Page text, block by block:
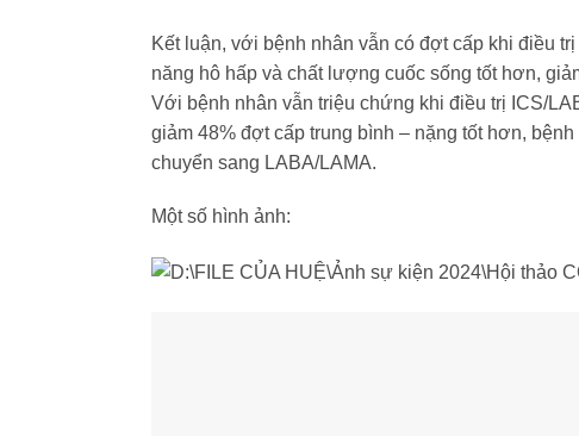
Kết luận, với bệnh nhân vẫn có đợt cấp khi điều
năng hô hấp và chất lượng cuốc sống tốt hơn,
Với bệnh nhân vẫn triệu chứng khi điều trị ICS/
giảm 48% đợt cấp trung bình – nặng tốt hơn,
chuyển sang LABA/LAMA.
Một số hình ảnh: